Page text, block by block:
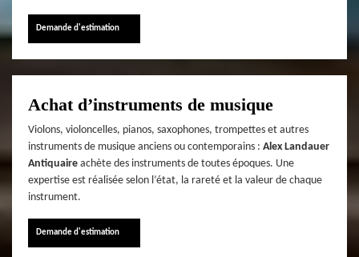
Demande d'estimation
Achat d’instruments de musique
Violons, violoncelles, pianos, saxophones, trompettes et autres
instruments de musique anciens ou contemporains : Alex Landauer
Antiquaire achète des instruments de toutes époques. Une
expertise est réalisée selon l’état, la rareté et la valeur de chaque
instrument.
Demande d'estimation